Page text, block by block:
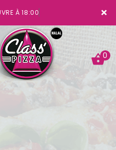
×
À 18:00
0